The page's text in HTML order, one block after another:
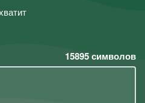
15895символов